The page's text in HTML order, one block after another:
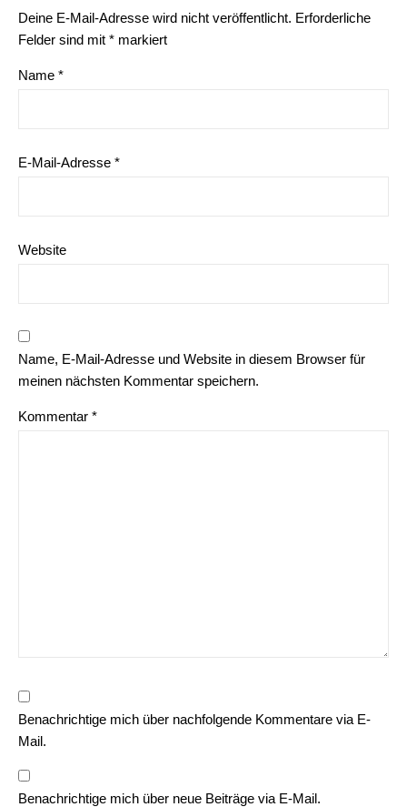
Deine E-Mail-Adresse wird nicht veröffentlicht. Erforderliche
Felder sind mit * markiert
Name *
E-Mail-Adresse *
Website
Name, E-Mail-Adresse und Website in diesem Browser für
meinen nächsten Kommentar speichern.
Kommentar *
Benachrichtige mich über nachfolgende Kommentare via E-
Mail.
Benachrichtige mich über neue Beiträge via E-Mail.